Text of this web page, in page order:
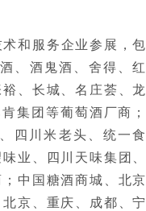
和服务企业参展，包
、酒鬼酒、舍得、红
、长城、名庄荟、龙
集团等葡萄酒厂商；
四川米老头、统一食
业、四川天味集团、
中国糖酒商城、北京
京、重庆、成都、宁